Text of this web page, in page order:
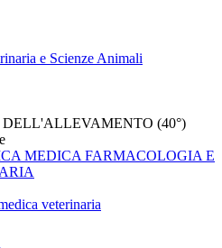
e Scienze Animali
(40°)
MEDICA FARMACOLOGIA E
veterinaria